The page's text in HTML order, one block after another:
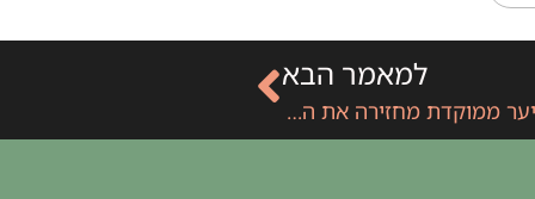
למאמר הבא
הסוד לקו שיער קדמי מושלם: איך השתלת שיער ממוקדת מחזירה את השעון לאחור ומשנה את צורת הפנים באופן דרמטי